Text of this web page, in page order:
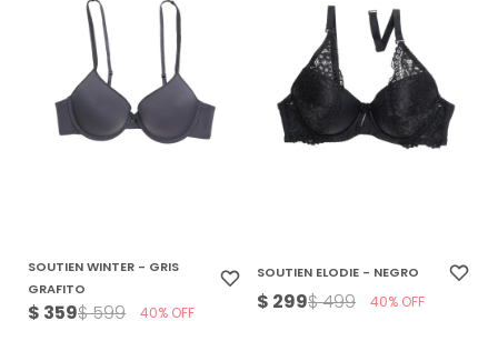
SOUTIEN WINTER - GRIS
GRAFITO
$ 359$599 40
SOUTIEN ELODIE - NEGRO
$ 299$499 40